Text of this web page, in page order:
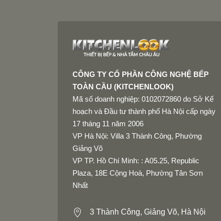
Hỗ trợ đổi trả nếu có lỗi kỹ thuật từ nhà sản
Tư vấn và hỗ trợ khách hàng trước và sau
Bảo hành theo chính sách hãng
CÔNG TY CỔ PHẦN CÔNG NGHỆ BẾP
TOÀN CẦU (KITCHENLOOK)
Mã số doanh nghiệp: 0102072860 do Sở Kế
hoạch và Đầu tư thành phố Hà Nội cấp ngày
17 tháng 11 năm 2006
VP Hà Nội: Villa 3 Thành Công, Phường
Giảng Võ
VP TP. Hồ Chí Minh: : A05.25, Republic
Plaza, 18E Cộng Hoà, Phường Tân Sơn
Nhất
3 Thành Công, Giảng Võ, Hà Nội